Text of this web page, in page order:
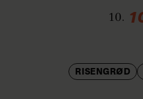
RISENGRØD